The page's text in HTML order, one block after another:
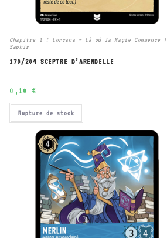
Chapitre 1 : Lorcana – Là où la Magie Commence !
Saphir
170/204 SCEPTRE D’ARENDELLE
0,10 €
Rupture de stock